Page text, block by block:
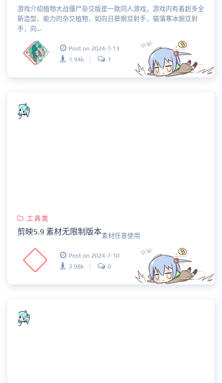
游戏介绍植物大战僵尸杂交版是一款同人游戏，游戏内有着超多全
新造型、能力的杂交植物，如向日葵豌豆射手，猫蒲寒冰豌豆射
手，向...
Post on 2024-7-13
1.94k
1
工具类
剪映5.9 素材无限制版本素材任意使用
Post on 2024-7-10
2.98k
0